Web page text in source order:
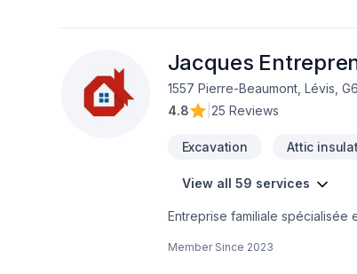
Jacques
1557 Pierre-Beaumont, Lévis,
4.8
25 Reviews
Excavation Attic
View all 59 services
Entreprise familiale spécialisée
extérieur, muret, pavé, clôture,
Member Since 2023